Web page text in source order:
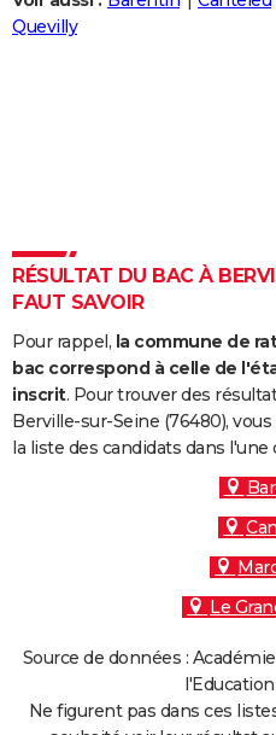
Destinations
City break
Voyage nature
Voyage de noces
Forum
Climat
+
PHOTO
Dictionnaire
Biographies
Citations
Expressions
Proverbes
PROGRAMME TV
S'inscrire
Se connecter
Lycées
Collèges
Primaires
Universités
Entreprises
Service militaire
Avis de recherche
AVIS DE DÉCÈS
FORUM
Quevilly
RÉSULTAT DU BAC À
FAUT SAVOIR
Pour rappel, la commune de
bac correspond à celle de
inscrit. Pour trouver des
Berville-sur-Seine (76480),
la liste des candidats dans
Le
Source de données :
Ne figurent pas dans ces